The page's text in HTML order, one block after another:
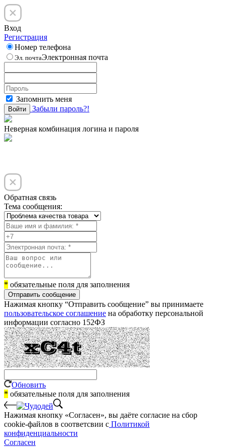
Вход
Регистрация
Номер телефона
Эл. почтаЭлектронная почта
Запомнить меня
Войти Забыли пароль?!
Неверная комбинация логина и пароля
Обратная связь
Тема сообщения:
* обязательные поля для заполнения
Отправить сообщение
Нажимая кнопку “Отправить сообщение” вы принимаете
пользовательское соглашение на обработку персональной
информации согласно 152ФЗ
Обновить
* обязательные поля для заполнения
Нажимая кнопку «Согласен», вы даёте cогласие на сбор
cookie-файлов в соответсвии с Политикой
конфиденциальности
Согласен